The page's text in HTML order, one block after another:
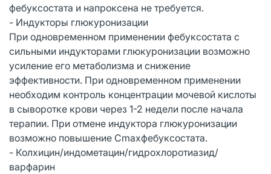
фебуксостата и напроксена не требуется.
- Индукторы глюкуронизации
При одновременном применении фебуксостата с
сильными индукторами глюкуронизации возможно
усиление его метаболизма и снижение
эффективности. При одновременном применении
необходим контроль концентрации мочевой кислоты
в сыворотке крови через 1-2 недели после начала
терапии. При отмене индуктора глюкуронизации
возможно повышение Сmaxфебуксостата.
- Колхицин/индометацин/гидрохлоротиазид/
варфарин